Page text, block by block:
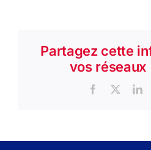
Partagez cette
vos
Facebook
X